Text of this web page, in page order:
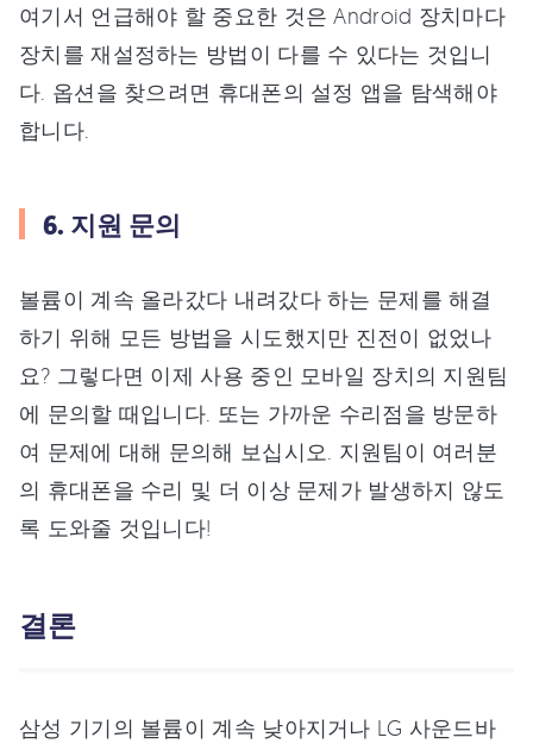
여기서 언급해야 할 중요한 것은 Android 장치마다
장치를 재설정하는 방법이 다를 수 있다는 것입니
다. 옵션을 찾으려면 휴대폰의 설정 앱을 탐색해야
합니다.
6. 지원 문의
볼륨이 계속 올라갔다 내려갔다 하는 문제를 해결
하기 위해 모든 방법을 시도했지만 진전이 없었나
요? 그렇다면 이제 사용 중인 모바일 장치의 지원팀
에 문의할 때입니다. 또는 가까운 수리점을 방문하
여 문제에 대해 문의해 보십시오. 지원팀이 여러분
의 휴대폰을 수리 및 더 이상 문제가 발생하지 않도
록 도와줄 것입니다!
결론
삼성 기기의 볼륨이 계속 낮아지거나 LG 사운드바